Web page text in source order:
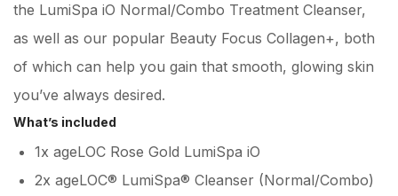
the LumiSpa iO Normal/Combo Treatment Cleanser,
as well as our popular Beauty Focus Collagen+, both
of which can help you gain that smooth, glowing skin
you’ve always desired.
What’s included
1x ageLOC Rose Gold LumiSpa iO
2x ageLOC® LumiSpa® Cleanser (Normal/Combo)